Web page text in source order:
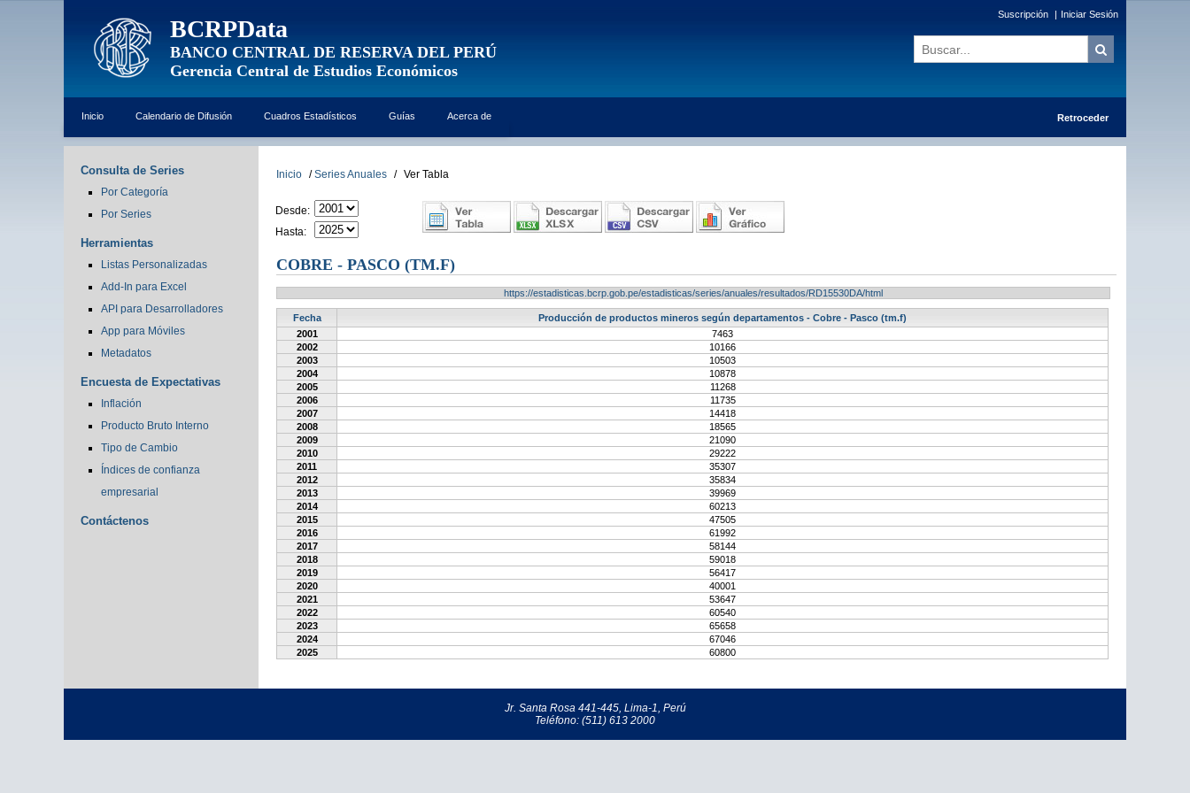
BCRPData
BANCO CENTRAL DE RESERVA DEL PERÚ
Gerencia Central de Estudios Económicos
Suscripción | Iniciar Sesión
Inicio Calendario de Difusión Cuadros Estadísticos Guías Acerca de Retroceder
Consulta de Series
Por Categoría
Por Series
Herramientas
Listas Personalizadas
Add-In para Excel
API para Desarrolladores
App para Móviles
Metadatos
Encuesta de Expectativas
Inflación
Producto Bruto Interno
Tipo de Cambio
Índices de confianza
empresarial
Contáctenos
Inicio / Series Anuales / Ver Tabla
Desde:
Hasta:
COBRE - PASCO (TM.F)
https://estadisticas.bcrp.gob.pe/estadisticas/series/anuales/resultados/RD15530DA/html
Fecha
Producción de productos mineros según departamentos - Cobre - Pasco (tm.f)
2001
7463
2002
10166
2003
10503
2004
10878
2005
11268
2006
11735
2007
14418
2008
18565
2009
21090
2010
29222
2011
35307
2012
35834
2013
39969
2014
60213
2015
47505
2016
61992
2017
58144
2018
59018
2019
56417
2020
40001
2021
53647
2022
60540
2023
65658
2024
67046
2025
60800
Jr. Santa Rosa 441-445, Lima-1, Perú
Teléfono: (511) 613 2000